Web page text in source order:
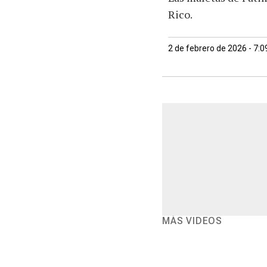
Rico.
2 de febrero de 2026 -
MÁS VIDEOS